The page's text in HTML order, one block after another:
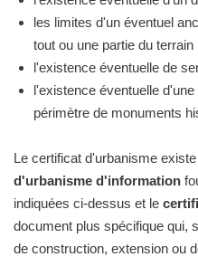
les limites d'un éventuel
tout ou une partie du terrain
l'existence éventuelle de
l'existence éventuelle
périmètre de monuments
Le certificat d'urbanisme
d'urbanisme d'information
indiquées ci-dessus et le
document plus spécifique qui,
de construction, extension ou